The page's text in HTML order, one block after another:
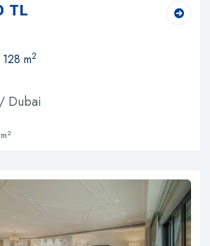
TL
m2
Dubai
2